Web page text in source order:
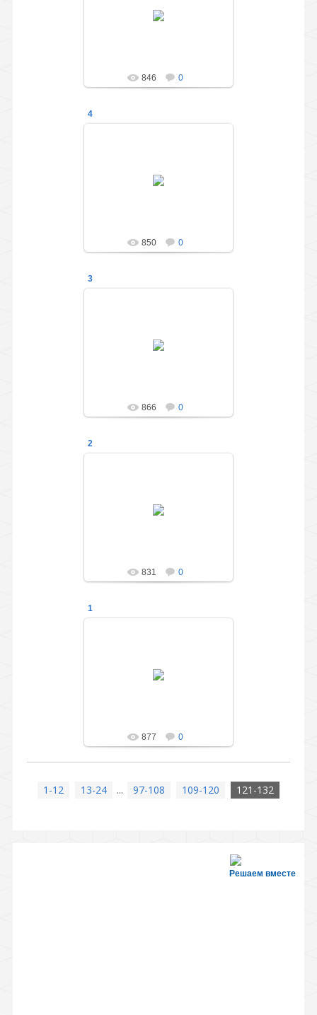
подготовительной группы
846 0
4
подготовительной группы
850 0
3
подготовительной группы
866 0
2
подготовительной группы
831 0
1
подготовительной группы
877 0
1-12 13-24 ... 97-108 109-120 121-132
Решаем вместе